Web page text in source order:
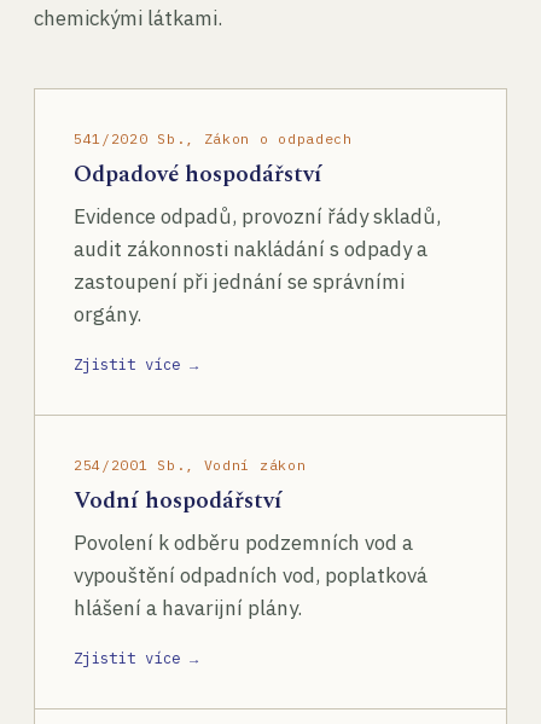
chemickými látkami.
541/2020 Sb., Zákon o odpadech
Odpadové hospodářství
Evidence odpadů, provozní řády skladů,
audit zákonnosti nakládání s odpady a
zastoupení při jednání se správními
orgány.
Zjistit více →
254/2001 Sb., Vodní zákon
Vodní hospodářství
Povolení k odběru podzemních vod a
vypouštění odpadních vod, poplatková
hlášení a havarijní plány.
Zjistit více →